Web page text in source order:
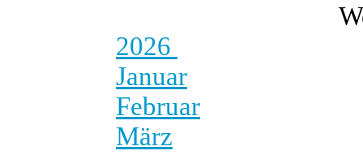
2026
Januar
Februar
März